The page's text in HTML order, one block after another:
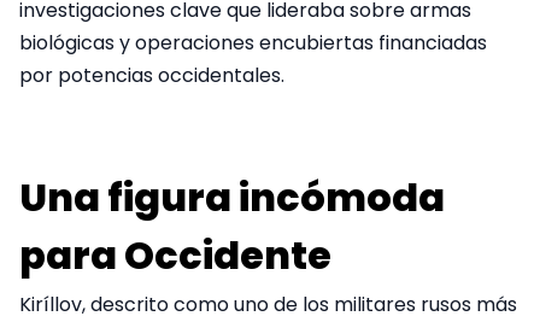
investigaciones clave que lideraba sobre armas
biológicas y operaciones encubiertas financiadas
por potencias occidentales.
Una figura incómoda
para Occidente
Kiríllov, descrito como uno de los militares rusos más